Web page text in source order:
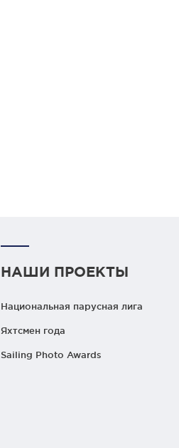
НАШИ ПРОЕКТЫ
Национальная парусная лига
Яхтсмен года
Sailing Photo Awards